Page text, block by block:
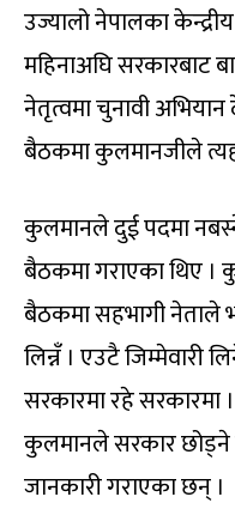
उज्यालो नेपालका
महिनाअघि सरकारबाट
नेतृत्वमा चुनावी
बैठकमा कुलमानजीले
कुलमानले दुई पदमा
बैठकमा गराएका थिए ।
बैठकमा सहभागी नेताले
लिन्नँ । एउटै जिम्मेवारी
सरकारमा रहे सरकारमा ।
कुलमानले सरकार छोड्ने
जानकारी गराएका छन् ।